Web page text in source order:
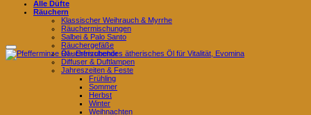
Alle Düfte
Räuchern
Klassischer Weihrauch & Myrrhe
Räuchermischungen
Salbei & Palo Santo
Räuchergefäße
Räucherzubehör
Diffuser & Duftlampen
Jahreszeiten & Feste
Frühling
Sommer
Herbst
Winter
Weihnachten